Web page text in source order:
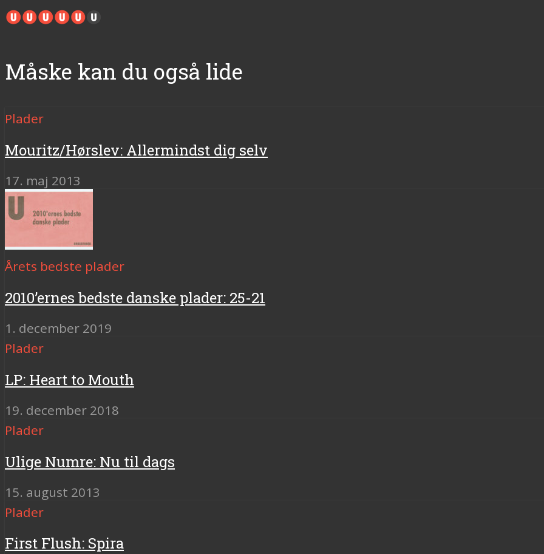
Måske kan du også lide
Plader
Mouritz/Hørslev: Allermindst dig selv
17. maj 2013
Årets bedste plader
2010’ernes bedste danske plader: 25-21
1. december 2019
Plader
LP: Heart to Mouth
19. december 2018
Plader
Ulige Numre: Nu til dags
15. august 2013
Plader
First Flush: Spira